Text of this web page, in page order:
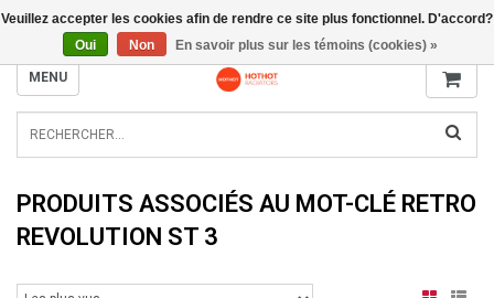
INFO@RADIATORS.SHOP
MENU
PRODUITS ASSOCIÉS AU MOT-CLÉ RETRO
REVOLUTION ST 3
Veuillez accepter les cookies afin de rendre ce site plus fonctionnel. D'accord?
Oui
Non En savoir plus sur les témoins (cookies) »